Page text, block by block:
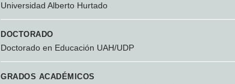
Universidad Alberto Hurtado
DOCTORADO
Doctorado en Educación UAH/UDP
GRADOS ACADÉMICOS